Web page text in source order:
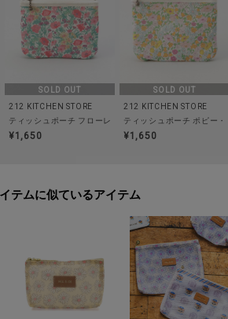
りも色味が違って見える場合があります。ま
ス・メイ NA ＜フローレット・ロンドン＞
SOLD OUT
212 KITCHEN STORE
ティッシュポーチ フローレンス・メイ PI ＜フローレッ
¥1,650
SOLD OUT
212 KITCHEN STORE
ティッシュポーチ ポピー
¥1,650
テムに似ているアイテム